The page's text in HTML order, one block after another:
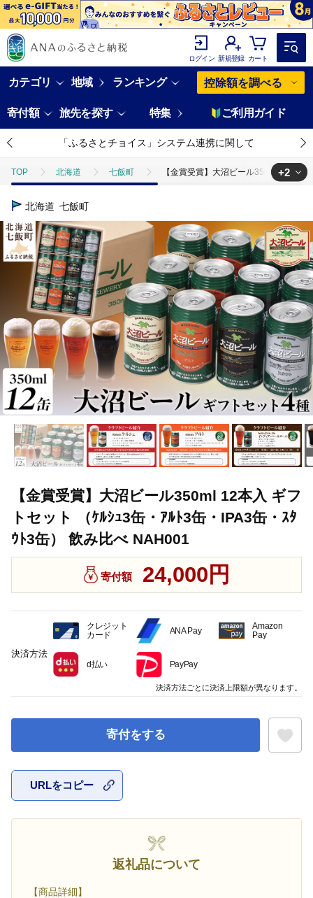
ログイン 新規登録 カート
カテゴリ 地域 ランキング 控除額を調べる
寄付額 旅先を探す 特集 ご利用ガイド
「ふるさとチョイス」システム連携に関して
TOP 北海道 七飯町 【金賞受賞】大沼ビール350ml 12本入
TOP
TOP 酒 ビール 【金賞受賞】大沼ビール350ml 12本入 ギフ
+2
北海道 七飯町
【金賞受賞】大沼ビール350ml 12本入 ギフ
トセット （ｹﾙｼｭ3缶・ｱﾙﾄ3缶・IPA3缶・ｽﾀ
ｳﾄ3缶） 飲み比べ NAH001
寄付額 24,000円
寄付をする
URLをコピー
返礼品について
【商品詳細】
決済方法
クレジット
カード
ANA Pay
Amazon
Pay
d払い PayPay
決済方法ごとに決済上限額が異なります。